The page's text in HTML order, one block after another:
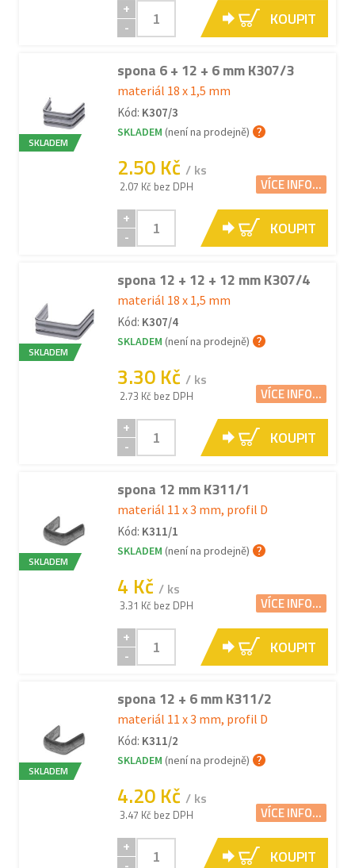
+
-
KOUPIT
SKLADEM
spona 6 + 12 + 6 mm K307/3
materiál 18 x 1,5 mm
Kód: K307/3
SKLADEM (není na prodejně)
2.50 Kč / ks
2.07 Kč bez DPH VÍCE INFO...
+
-
KOUPIT
SKLADEM
spona 12 + 12 + 12 mm K307/4
materiál 18 x 1,5 mm
Kód: K307/4
SKLADEM (není na prodejně)
3.30 Kč / ks
2.73 Kč bez DPH VÍCE INFO...
+
-
KOUPIT
SKLADEM
spona 12 mm K311/1
materiál 11 x 3 mm, profil D
Kód: K311/1
SKLADEM (není na prodejně)
4 Kč / ks
3.31 Kč bez DPH VÍCE INFO...
+
-
KOUPIT
SKLADEM
spona 12 + 6 mm K311/2
materiál 11 x 3 mm, profil D
Kód: K311/2
SKLADEM (není na prodejně)
4.20 Kč / ks
3.47 Kč bez DPH VÍCE INFO...
+
-
KOUPIT